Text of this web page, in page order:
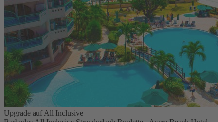
Upgrade auf All Inclusive